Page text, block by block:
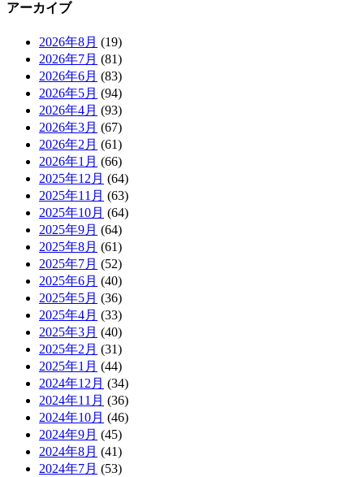
アーカイブ
2026年8月 (19)
2026年7月 (81)
2026年6月 (83)
2026年5月 (94)
2026年4月 (93)
2026年3月 (67)
2026年2月 (61)
2026年1月 (66)
2025年12月 (64)
2025年11月 (63)
2025年10月 (64)
2025年9月 (64)
2025年8月 (61)
2025年7月 (52)
2025年6月 (40)
2025年5月 (36)
2025年4月 (33)
2025年3月 (40)
2025年2月 (31)
2025年1月 (44)
2024年12月 (34)
2024年11月 (36)
2024年10月 (46)
2024年9月 (45)
2024年8月 (41)
2024年7月 (53)